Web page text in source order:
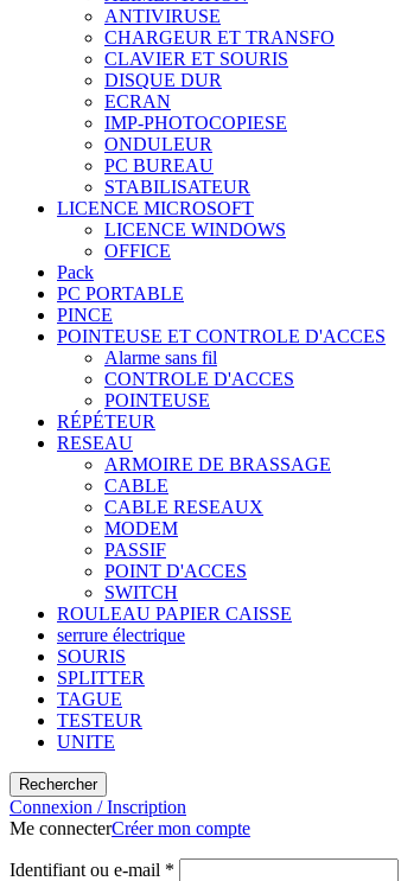
ANTIVIRUSE
CHARGEUR ET TRANSFO
CLAVIER ET SOURIS
DISQUE DUR
ECRAN
IMP-PHOTOCOPIESE
ONDULEUR
PC BUREAU
STABILISATEUR
LICENCE MICROSOFT
LICENCE WINDOWS
OFFICE
Pack
PC PORTABLE
PINCE
POINTEUSE ET CONTROLE D'ACCES
Alarme sans fil
CONTROLE D'ACCES
POINTEUSE
RÉPÉTEUR
RESEAU
ARMOIRE DE BRASSAGE
CABLE
CABLE RESEAUX
MODEM
PASSIF
POINT D'ACCES
SWITCH
ROULEAU PAPIER CAISSE
serrure électrique
SOURIS
SPLITTER
TAGUE
TESTEUR
UNITE
Rechercher
Connexion / Inscription
Me connecterCréer mon compte
Identifiant ou e-mail *